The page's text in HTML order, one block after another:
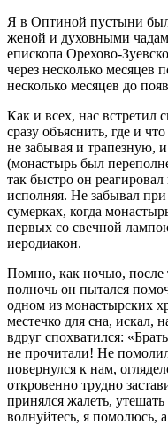
Я в Оптиной пустыни
женой и духовными
епископа Орехово-
через несколько месяцев
несколько месяцев до
Как и всех, нас
сразу объяснить, где и
не забывая и трапезную,
(монастырь был
так быстро он
исполняя. Не забывал
сумерках, когда
первых со свечной
иеродиакон.
Помню, как ночью, после
полночь он пытался
одном из монастырских
местечко для сна, искал,
вдруг спохватился:
не прочитали! Не
повернулся к нам,
откровенно трудно
принялся жалеть,
волнуйтесь, я помолюсь,